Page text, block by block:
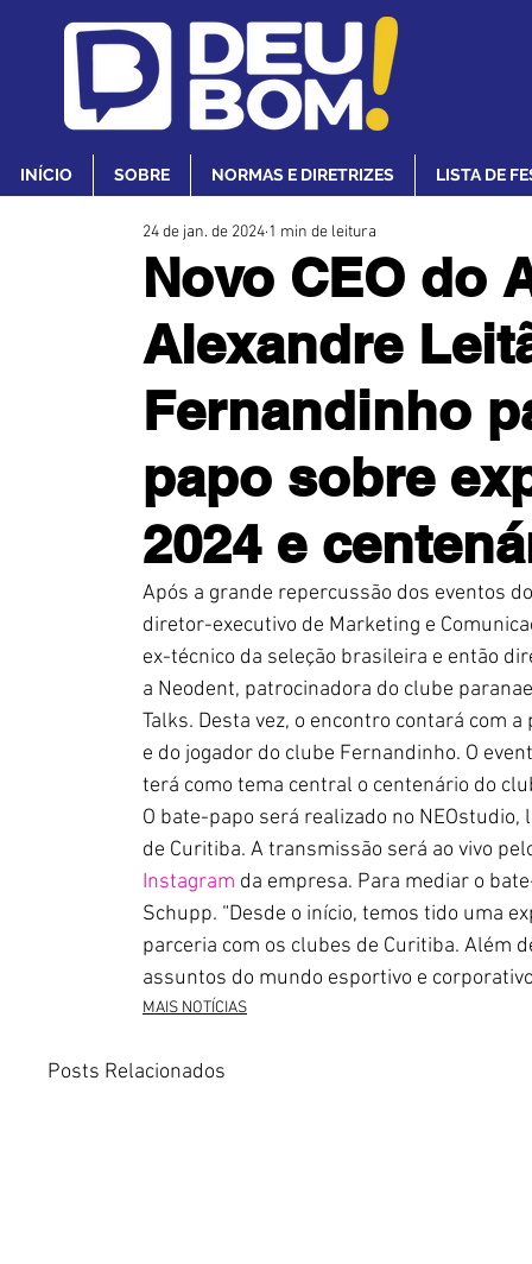
INÍCIO SOBRE NORMAS E DIRETRIZES LISTA DE
Novo CEO do
Alexandre
Fernandinho
papo sobre
2024 e
24 de jan. de 2024 1 min de leitura
Após a grande repercussão dos eventos
diretor-executivo de Marketing e
ex-técnico da seleção brasileira e então
a Neodent, patrocinadora do clube
Talks. Desta vez, o encontro contará com
e do jogador do clube Fernandinho. O
terá como tema central o centenário do
O bate-papo será realizado no
de Curitiba. A transmissão será ao vivo
Instagram da empresa. Para mediar o
Schupp. “Desde o início, temos tido uma
parceria com os clubes de Curitiba. Além
assuntos do mundo esportivo e
MAIS NOTÍCIAS
Posts Relacionados